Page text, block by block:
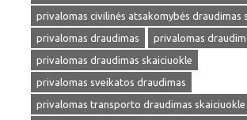
privalomas civilinės atsakomybės draudimas
privalomas draudimas
privalomas
privalomas draudimas skaiciuokle
privalomas sveikatos draudimas
privalomas transporto draudimas skaiciuokle